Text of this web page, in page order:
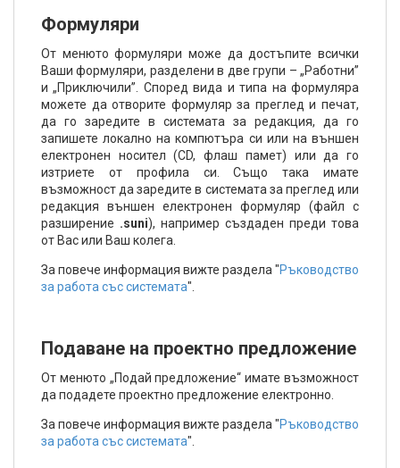
Формуляри
От менюто формуляри може да достъпите всички
Ваши формуляри, разделени в две групи – „Работни”
и „Приключили”. Според вида и типа на формуляра
можете да отворите формуляр за преглед и печат,
да го заредите в системата за редакция, да го
запишете локално на компютъра си или на външен
електронен носител (CD, флаш памет) или да го
изтриете от профила си. Също така имате
възможност да заредите в системата за преглед или
редакция външен електронен формуляр (файл с
разширение .suni), например създаден преди това
от Вас или Ваш колега.
За повече информация вижте раздела "Ръководство
за работа със системата".
Подаване на проектно предложение
От менюто „Подай предложение“ имате възможност
да подадете проектно предложение електронно.
За повече информация вижте раздела "Ръководство
за работа със системата".